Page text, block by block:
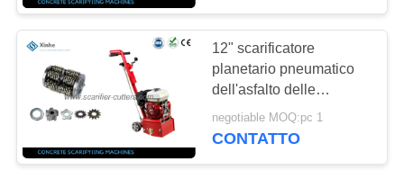
DI
NOI
VISITA
FABBRICA
Scarificatori tamburi
27
12" scarificatore
planetario pneumatico
dell'asfalto delle
smerigliatrici & batteria
completa per le
negotiable MOQ:pc 1
CONTATTO